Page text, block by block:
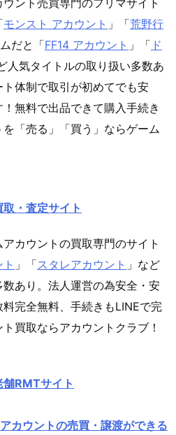
ント売買専門のフリマサイト
モンスト アカウント 」「荒野行
だと「FF14 アカウント 」「 ド
人気タイトルの取り扱い多数あ
体制で取引が初めてでも安
無料で出品できて購入手続き
「売る」「買う」ならゲーム
・査定サイト
カウントの買取専門のサイト
」「スタレアカウント 」など
あり。法人運営の為安全・安
完全無料、手続きもLINEで完
買取ならアカウントクラブ！
RMTサイト
カウントの売買・譲渡ができる